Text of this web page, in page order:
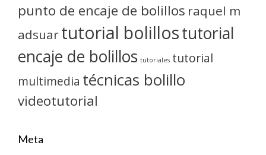
punto de encaje de bolillos raquel m
adsuartutorial bolillostutorial
encaje de bolillos tutoriales tutorial
multimedia técnicas bolillo
videotutorial
Meta